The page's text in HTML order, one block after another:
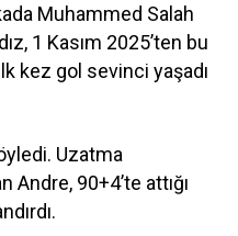
Muhammed Salah
1 Kasım 2025’ten bu
kez gol sevinci yaşadı
Uzatma
Andre, 90+4’te attığı